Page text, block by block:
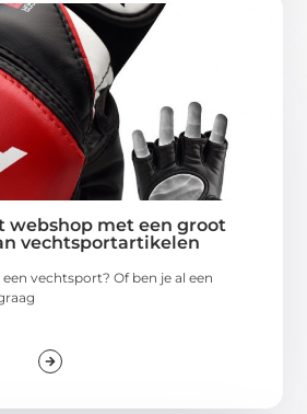
webshop met een groot
vechtsportartikelen
vechtsport? Of ben je al een